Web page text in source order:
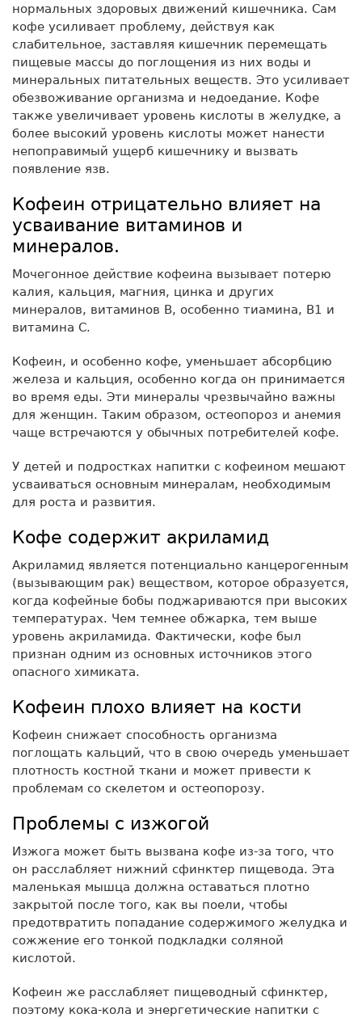
нормальных здоровых движений кишечника. Сам
кофе усиливает проблему, действуя как
слабительное, заставляя кишечник перемещать
пищевые массы до поглощения из них воды и
минеральных питательных веществ. Это усиливает
обезвоживание организма и недоедание. Кофе
также увеличивает уровень кислоты в желудке, а
более высокий уровень кислоты может нанести
непоправимый ущерб кишечнику и вызвать
появление язв.
Кофеин отрицательно влияет на
усваивание витаминов и
минералов.
Мочегонное действие кофеина вызывает потерю
калия, кальция, магния, цинка и других
минералов, витаминов B, особенно тиамина, B1 и
витамина C.
Кофеин, и особенно кофе, уменьшает абсорбцию
железа и кальция, особенно когда он принимается
во время еды. Эти минералы чрезвычайно важны
для женщин. Таким образом, остеопороз и анемия
чаще встречаются у обычных потребителей кофе.
У детей и подростках напитки с кофеином мешают
усваиваться основным минералам, необходимым
для роста и развития.
Кофе содержит акриламид
Акриламид является потенциально канцерогенным
(вызывающим рак) веществом, которое образуется,
когда кофейные бобы поджариваются при высоких
температурах. Чем темнее обжарка, тем выше
уровень акриламида. Фактически, кофе был
признан одним из основных источников этого
опасного химиката.
Кофеин плохо влияет на кости
Кофеин снижает способность организма
поглощать кальций, что в свою очередь уменьшает
плотность костной ткани и может привести к
проблемам со скелетом и остеопорозу.
Проблемы с изжогой
Изжога может быть вызвана кофе из-за того, что
он расслабляет нижний сфинктер пищевода. Эта
маленькая мышца должна оставаться плотно
закрытой после того, как вы поели, чтобы
предотвратить попадание содержимого желудка и
сожжение его тонкой подкладки соляной
кислотой.
Кофеин же расслабляет пищеводный сфинктер,
поэтому кока-кола и энергетические напитки с